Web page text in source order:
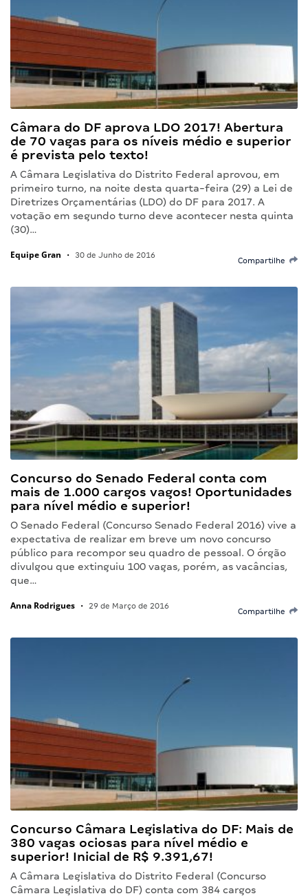
Câmara do DF aprova LDO 2017! Abertura
de 70 vagas para os níveis médio e superior
é prevista pelo texto!
A Câmara Legislativa do Distrito Federal aprovou, em
primeiro turno, na noite desta quarta-feira (29) a Lei de
Diretrizes Orçamentárias (LDO) do DF para 2017. A
votação em segundo turno deve acontecer nesta quinta
(30)…
Equipe Gran • 30 de Junho de 2016
Compartilhe
Concurso do Senado Federal conta com
mais de 1.000 cargos vagos! Oportunidades
para nível médio e superior!
O Senado Federal (Concurso Senado Federal 2016) vive a
expectativa de realizar em breve um novo concurso
público para recompor seu quadro de pessoal. O órgão
divulgou que extinguiu 100 vagas, porém, as vacâncias,
que…
Anna Rodrigues • 29 de Março de 2016
Compartilhe
Concurso Câmara Legislativa do DF: Mais de
380 vagas ociosas para nível médio e
superior! Inicial de R$ 9.391,67!
A Câmara Legislativa do Distrito Federal (Concurso
Câmara Legislativa do DF) conta com 384 cargos